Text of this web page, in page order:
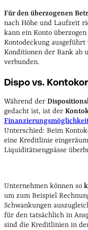
Für den überzogenen
nach Höhe und Laufzeit
kann ein Konto
Kontodeckung ausgeführt
Konditionen der Bank ab
verbunden.
Dispo vs.
Während der
gedacht ist, ist der
Unterschied: Beim
eine Kreditlinie
Liquiditätsengpässe
Unternehmen können so
um zum Beispiel
Schwankungen
für den tatsächlich in
sind die Kreditlinien in